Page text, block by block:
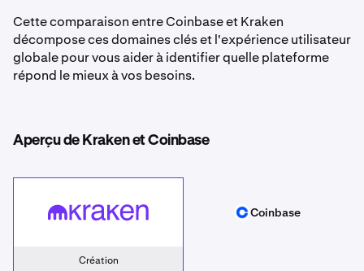
Cette comparaison entre Coinbase et Kraken
décompose ces domaines clés et l'expérience utilisateur
globale pour vous aider à identifier quelle plateforme
répond le mieux à vos besoins.
Aperçu de Kraken et Coinbase
Kraken Coinbase
Coinbase
Création